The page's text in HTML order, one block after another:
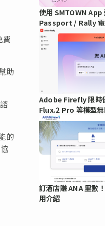
費
助
的
使用 SMTOWN App
Passport / Rally 電
Adobe Firefly 限時
Flux.2 Pro 等模型
訂酒店賺 ANA 里數
用介紹